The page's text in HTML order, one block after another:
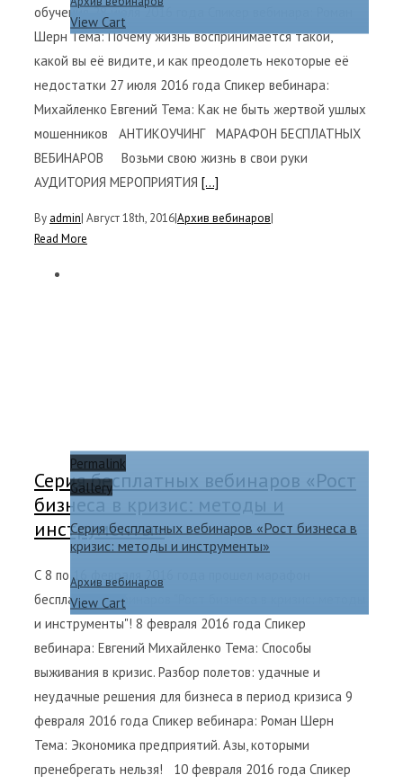
View Cart
обучения 28 июля 2016 года Спикер вебинара: Роман
Шерн Тема: Почему жизнь воспринимается такой,
какой вы её видите, и как преодолеть некоторые её
недостатки 27 июля 2016 года Спикер вебинара:
Михайленко Евгений Тема: Как не быть жертвой ушлых
мошенников АНТИКОУЧИНГ МАРАФОН БЕСПЛАТНЫХ
ВЕБИНАРОВ Возьми свою жизнь в свои руки
АУДИТОРИЯ МЕРОПРИЯТИЯ [...]
By admin| Август 18th, 2016|Архив вебинаров|
Read More
Permalink
Gallery
Серия бесплатных вебинаров «Рост бизнеса в
кризис: методы и инструменты»
Архив вебинаров
View Cart
Серия бесплатных вебинаров «Рост
бизнеса в кризис: методы и
инструменты»
С 8 по 16 февраля 2016 года прошел марафон
бесплатных вебинаров "Рост бизнеса в кризис: методы
и инструменты"! 8 февраля 2016 года Спикер
вебинара: Евгений Михайленко Тема: Способы
выживания в кризис. Разбор полетов: удачные и
неудачные решения для бизнеса в период кризиса 9
февраля 2016 года Спикер вебинара: Роман Шерн
Тема: Экономика предприятий. Азы, которыми
пренебрегать нельзя! 10 февраля 2016 года Спикер